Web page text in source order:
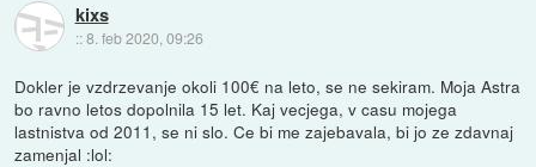
kixs
::8. feb 2020, 09:26
Dokler je vzdrzevanje okoli 100€ na leto, se ne sekiram. Moja Astra
bo ravno letos dopolnila 15 let. Kaj vecjega, v casu mojega
lastnistva od 2011, se ni slo. Ce bi me zajebavala, bi jo ze zdavnaj
zamenjal :lol: